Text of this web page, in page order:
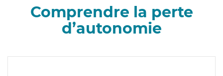
Comprendre la perte
d’autonomie